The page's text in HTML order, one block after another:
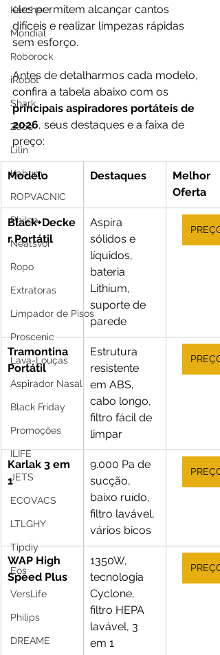
Karcher
Mondial
Roborock
iRobot
Shark
Zaco
Lilin
Kabum
ROPVACNIC
Philco
Neatsvor
Ropo
Extratoras
Limpador de Pisos
Proscenic
Lava-Louças
Aspirador Nasal
Black Friday
Promoções
ILIFE
JETS
ECOVACS
LTLGHY
Tipdiy
Eos
VersLife
Philips
DREAME
eles permitem alcançar cantos
difíceis e realizar limpezas rápidas
sem esforço.
Antes de detalharmos cada modelo,
confira a tabela abaixo com os
principais aspiradores portáteis de
2026, seus destaques e a faixa de
preço:
Modelo Destaques
Melhor
Oferta
Black+Decke
r Portátil
Aspira
sólidos e
líquidos,
bateria
Lithium,
suporte de
parede
PREÇO
Tramontina
Portátil
Estrutura
resistente
em ABS,
cabo longo,
filtro fácil de
limpar
PREÇO
Karlak 3 em
1
9.000 Pa de
sucção,
baixo ruído,
filtro lavável,
vários bicos
PREÇO
WAP High
Speed Plus
1350W,
tecnologia
Cyclone,
filtro HEPA
lavável, 3
em 1
PREÇO